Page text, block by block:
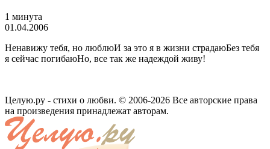
1 минута
01.04.2006
Ненавижу тебя, но люблюИ за это я в жизни страдаюБез тебя
я сейчас погибаюНо, все так же надеждой живу!
Целую.ру - стихи о любви. © 2006-2026 Все авторские права
на произведения принадлежат авторам.